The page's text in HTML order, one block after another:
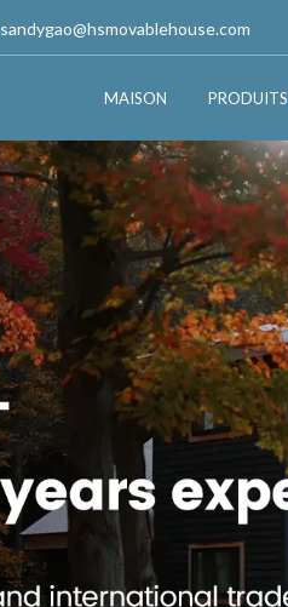
sandygao@hsmovablehouse.com
MAISON PRODUITS